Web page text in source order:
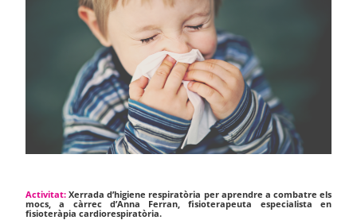
Activitat: Xerrada d’higiene respiratòria per aprendre a combatre els
mocs, a càrrec d’Anna Ferran, fisioterapeuta especialista en
fisioteràpia cardiorespiratòria.